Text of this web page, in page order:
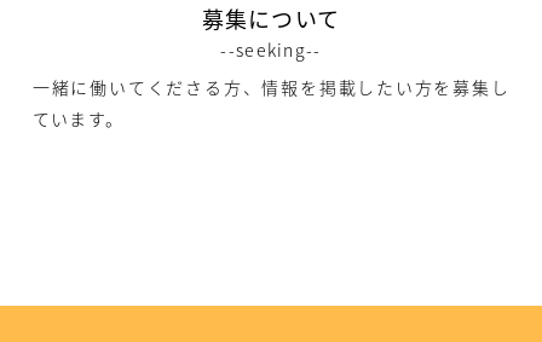
募集について
--seeking--
一緒に働いてくださる方、情報を掲載したい方を募集し
ています。